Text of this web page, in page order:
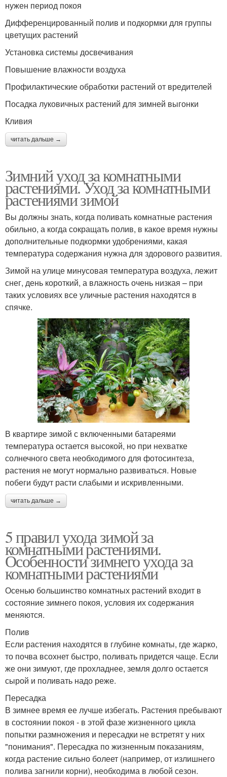
нужен период покоя
Дифференцированный полив и подкормки для группы
цветущих растений
Установка системы досвечивания
Повышение влажности воздуха
Профилактические обработки растений от вредителей
Посадка луковичных растений для зимней выгонки
Кливия
читать дальше →
Зимний уход за комнатными
растениями. Уход за комнатными
растениями зимой
Вы должны знать, когда поливать комнатные растения
обильно, а когда сокращать полив, в какое время нужны
дополнительные подкормки удобрениями, какая
температура содержания нужна для здорового развития.
Зимой на улице минусовая температура воздуха, лежит
снег, день короткий, а влажность очень низкая – при
таких условиях все уличные растения находятся в
спячке.
В квартире зимой с включенными батареями
температура остается высокой, но при нехватке
солнечного света необходимого для фотосинтеза,
растения не могут нормально развиваться. Новые
побеги будут расти слабыми и искривленными.
читать дальше →
5 правил ухода зимой за
комнатными растениями.
Особенности зимнего ухода за
комнатными растениями
Осенью большинство комнатных растений входит в
состояние зимнего покоя, условия их содержания
меняются.
Полив
Если растения находятся в глубине комнаты, где жарко,
то почва всохнет быстро, поливать придется чаще. Если
же они зимуют, где прохладнее, земля долго остается
сырой и поливать надо реже.
Пересадка
В зимнее время ее лучше избегать. Растения пребывают
в состоянии покоя - в этой фазе жизненного цикла
попытки размножения и пересадки не встретят у них
"понимания". Пересадка по жизненным показаниям,
когда растение сильно болеет (например, от излишнего
полива загнили корни), необходима в любой сезон.